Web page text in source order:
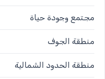
مجتمع وجودة حياة
منطقة الجوف
منطقة الحدود الشمالية